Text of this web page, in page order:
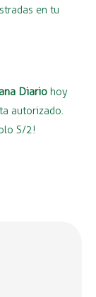
en tu
Diario hoy
autorizado.
S/2!